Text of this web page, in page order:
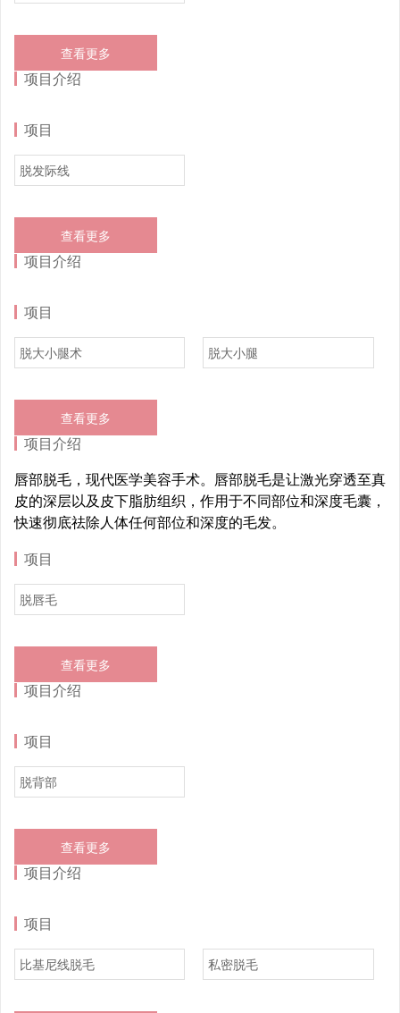
查看更多
项目介绍
项目
脱发际线
查看更多
项目介绍
项目
脱大小腿术 脱大小腿
查看更多
项目介绍
唇部脱毛，现代医学美容手术。唇部脱毛是让激光穿透至真
皮的深层以及皮下脂肪组织，作用于不同部位和深度毛囊，
快速彻底祛除人体任何部位和深度的毛发。
项目
脱唇毛
查看更多
项目介绍
项目
脱背部
查看更多
项目介绍
项目
比基尼线脱毛 私密脱毛